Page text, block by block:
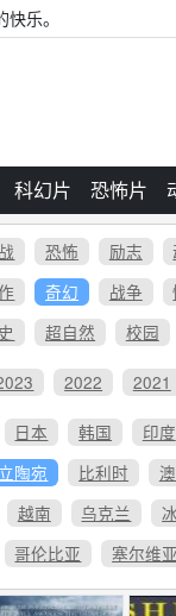
乐。
科幻片 恐怖片
恐怖 励志
奇幻 战争
超自然 校园
2022 2021
日本 韩国 印度
立陶宛 比利时
越南 乌克兰
哥伦比亚 塞尔维亚